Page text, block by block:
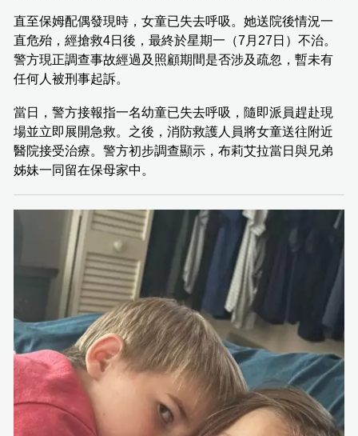
直至保姆配偶發現時，女童已失去呼吸。她送院後情況一
直危殆，經搶救4日後，最終於星期一（7月27日）不治。
警方現正調查事故經過及照顧期間是否涉及疏忽，暫未有
任何人被刑事起訴。
當日，警方接報指一名幼童已失去呼吸，隨即派員趕赴現
場並立即展開急救。之後，消防救護人員將女童送往附近
醫院接受治療。警方初步調查顯示，布莉艾拉當日與兄弟
姊妹一同留在保母家中。